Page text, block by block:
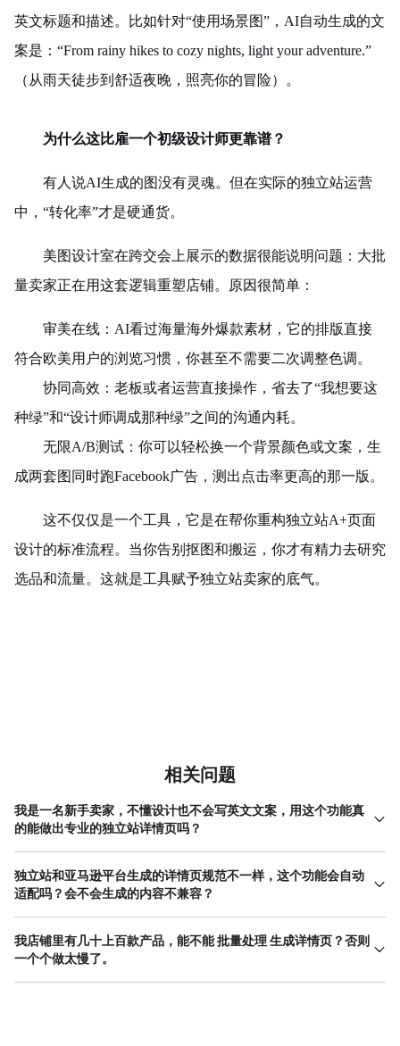
英文标题和描述。比如针对“使用场景图”，AI自动生成的文
案是：“From rainy hikes to cozy nights, light your adventure.”
（从雨天徒步到舒适夜晚，照亮你的冒险）。
为什么这比雇一个初级设计师更靠谱？
有人说AI生成的图没有灵魂。但在实际的独立站运营
中，“转化率”才是硬通货。
美图设计室在跨交会上展示的数据很能说明问题：大批
量卖家正在用这套逻辑重塑店铺。原因很简单：
审美在线：AI看过海量海外爆款素材，它的排版直接
符合欧美用户的浏览习惯，你甚至不需要二次调整色调。
协同高效：老板或者运营直接操作，省去了“我想要这
种绿”和“设计师调成那种绿”之间的沟通内耗。
无限A/B测试：你可以轻松换一个背景颜色或文案，生
成两套图同时跑Facebook广告，测出点击率更高的那一版。
这不仅仅是一个工具，它是在帮你重构独立站A+页面
设计的标准流程。当你告别抠图和搬运，你才有精力去研究
选品和流量。这就是工具赋予独立站卖家的底气。
相关问题
我是一名新手卖家，不懂设计也不会写英文文案，用这个功能真
的能做出专业的独立站详情页吗？
完全可以。这恰恰是「独立站商品详情页AI生成」功能解决的核心
痛点。你不需要懂Photoshop，也不需要考英语六级。系统内置了
针对美国、欧洲等地区的视觉模板和文案语料库。你只需要上传白
句，并匹配对应的场景图。如果生成结果有偏差，你可以直接修改
文字，重新生成背景，直到满意为止。整个 操作流程 完全图形化，
独立站和亚马逊平台生成的详情页规范不一样，这个功能会自动
适配吗？会不会生成的内容不兼容？
这一点可以放心。在生成前的「生成设置」面板中，专门区分了“独
立站”与“亚马逊”、“Shopify”等不同选项。选择“独立站”模式后，AI
会自动调整画幅比例（通常适配Web端宽屏16：9或更长滚动比
我店铺里有几十上百款产品，能不能 批量处理 生成详情页？否则
一个个做太慢了。
针对老卖家或有成熟产品线的运营，美图设计室确实考虑到了批量